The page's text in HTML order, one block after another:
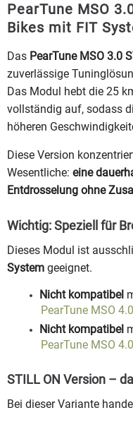
PearTune MSO
Bikes mit FIT
Das PearTune MSO 3.0
zuverlässige
Das Modul hebt die 25
vollständig auf, sodass
höheren
Diese Version
Wesentliche: eine
Entdrosselung ohne
Wichtig: Speziell für
Dieses Modul ist
System geeignet.
Nicht kompatibel
PearTune MSO
Nicht kompatibel
PearTune MSO
STILL ON Version –
Bei dieser Variante